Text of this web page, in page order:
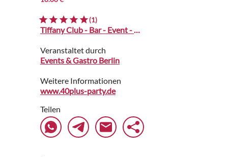
(1)
Tiffany Club - Bar - Event - Berlin
Veranstaltet durch
Events & Gastro Berlin
Weitere Informationen
www.40plus-party.de
Teilen